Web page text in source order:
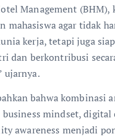
Management (BHM),
mahasiswa agar tidak
kerja, tetapi juga
dan berkontribusi
ujarnya.
bahwa kombinasi
business mindset, digital
awareness menjadi